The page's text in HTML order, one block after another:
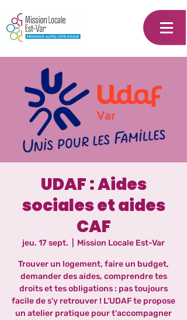
UDAF : Aides
sociales et aides
CAF
jeu. 17 sept. Mission Locale Est-Var
Trouver un logement, faire un budget,
demander des aides, comprendre tes
droits et tes obligations : pas toujours
facile de s'y retrouver ! L'UDAF te propose
un atelier pratique pour t'accompagner